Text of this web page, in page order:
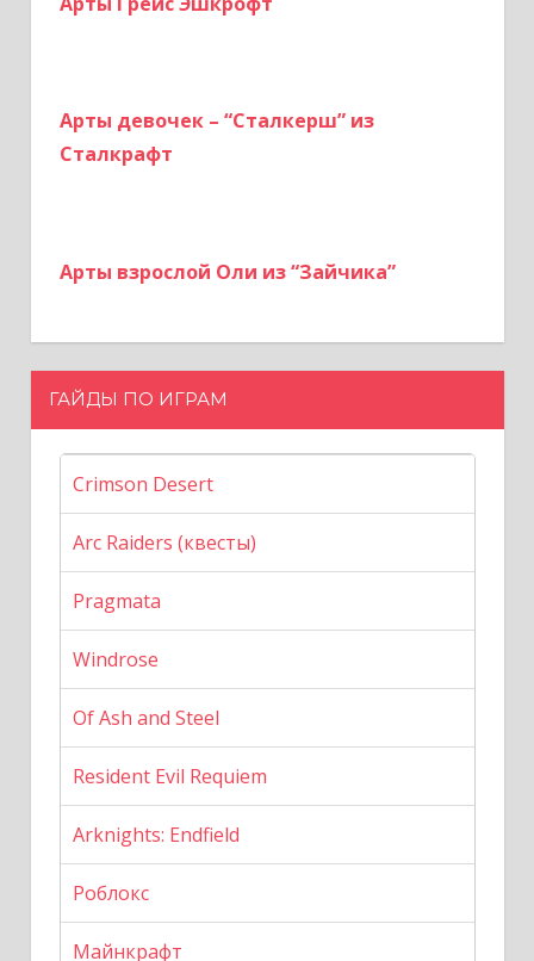
Арты девочек – “Сталкерш” из
Сталкрафт
Арты взрослой Оли из “Зайчика”
ГАЙДЫ ПО ИГРАМ
Crimson Desert
Arc Raiders (квесты)
Pragmata
Windrose
Of Ash and Steel
Resident Evil Requiem
Arknights: Endfield
Роблокс
Майнкрафт